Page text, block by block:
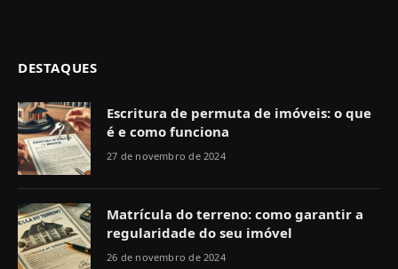
DESTAQUES
Escritura de permuta de imóveis: o que
é e como funciona
27 de novembro de 2024
Matrícula do terreno: como garantir a
regularidade do seu imóvel
26 de novembro de 2024